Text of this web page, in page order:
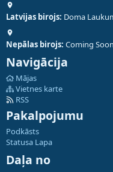
Latvijas birojs: Doma
Nepālas birojs: Coming Soon
Navigācija
Mājas
Vietnes karte
RSS
Pakalpojumu
Podkāsts
Statusa Lapa
Daļa no